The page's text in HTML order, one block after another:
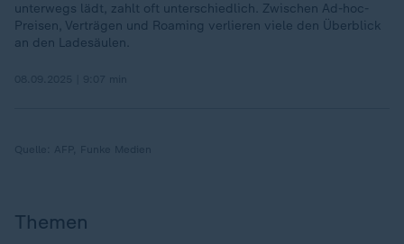
unterwegs lädt, zahlt oft unterschiedlich. Zwischen Ad-hoc-
Preisen, Verträgen und Roaming verlieren viele den Überblick
an den Ladesäulen.
Themen